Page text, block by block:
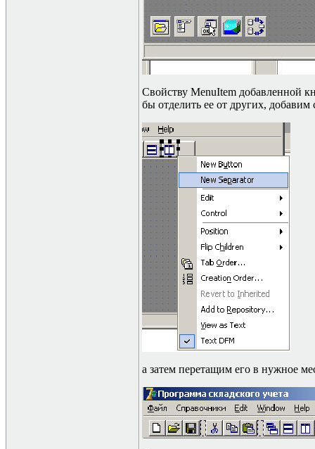
СвойствуMenuItem добавленной
бы отделить ее от других, добавим
а затем перетащим его в нужное